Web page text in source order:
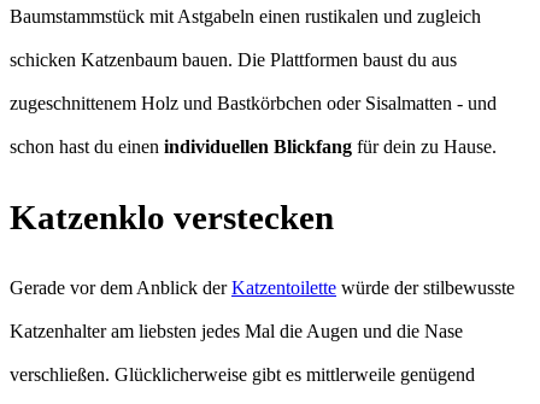
Baumstammstück mit Astgabeln einen rustikalen und zugleich
schicken Katzenbaum bauen. Die Plattformen baust du aus
zugeschnittenem Holz und Bastkörbchen oder Sisalmatten - und
schon hast du einen individuellen Blickfang für dein zu Hause.
Katzenklo verstecken
Gerade vor dem Anblick derKatzentoilette würde der stilbewusste
Katzenhalter am liebsten jedes Mal die Augen und die Nase
verschließen. Glücklicherweise gibt es mittlerweile genügend